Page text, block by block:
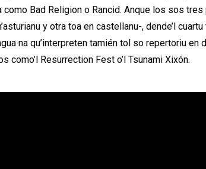
como Bad Religion o Rancid. Anque los sos
y otra toa en castellanu-, dende’l
na qu’interpreten tamién tol so repertoriu en
como’l Resurrection Fest o’l Tsunami Xixón.